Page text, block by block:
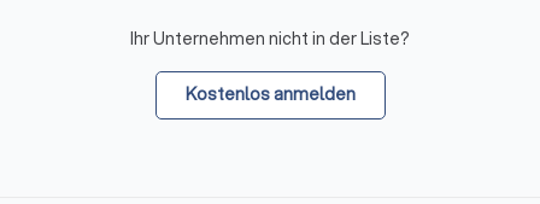
Ihr Unternehmen nicht in der Liste?
Kostenlos anmelden